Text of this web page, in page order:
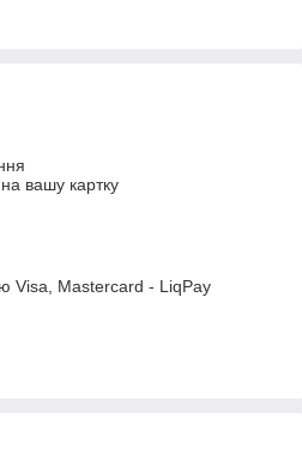
вашу картку
Visa, Mastercard - LiqPay